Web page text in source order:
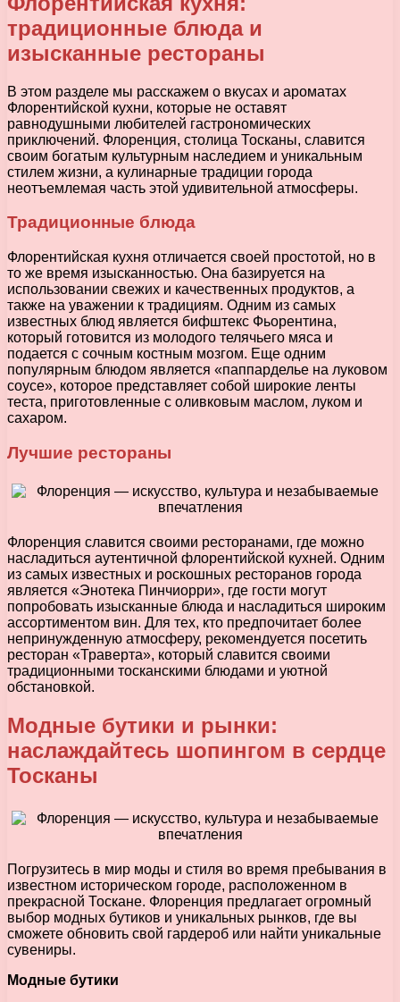
традиционные блюда и
изысканные рестораны
В этом разделе мы расскажем о вкусах и ароматах
Флорентийской кухни, которые не оставят
равнодушными любителей гастрономических
приключений. Флоренция, столица Тосканы, славится
своим богатым культурным наследием и уникальным
стилем жизни, а кулинарные традиции города
неотъемлемая часть этой удивительной атмосферы.
Традиционные блюда
Флорентийская кухня отличается своей простотой, но в
то же время изысканностью. Она базируется на
использовании свежих и качественных продуктов, а
также на уважении к традициям. Одним из самых
известных блюд является бифштекс Фьорентина,
который готовится из молодого телячьего мяса и
подается с сочным костным мозгом. Еще одним
популярным блюдом является «паппарделье на луковом
соусе», которое представляет собой широкие ленты
теста, приготовленные с оливковым маслом, луком и
сахаром.
Лучшие рестораны
Флоренция славится своими ресторанами, где можно
насладиться аутентичной флорентийской кухней. Одним
из самых известных и роскошных ресторанов города
является «Энотека Пинчиорри», где гости могут
попробовать изысканные блюда и насладиться широким
ассортиментом вин. Для тех, кто предпочитает более
непринужденную атмосферу, рекомендуется посетить
ресторан «Траверта», который славится своими
традиционными тосканскими блюдами и уютной
обстановкой.
Модные бутики и рынки:
наслаждайтесь шопингом в сердце
Тосканы
Погрузитесь в мир моды и стиля во время пребывания в
известном историческом городе, расположенном в
прекрасной Тоскане. Флоренция предлагает огромный
выбор модных бутиков и уникальных рынков, где вы
сможете обновить свой гардероб или найти уникальные
сувениры.
Модные бутики